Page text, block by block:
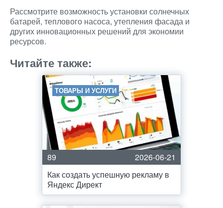
Рассмотрите возможность установки солнечных
батарей, теплового насоса, утепления фасада и
других инновационных решений для экономии
ресурсов.
Читайте также:
ТОВАРЫ И УСЛУГИ
89
2026-06-21
Как создать успешную рекламу в
Яндекс Директ